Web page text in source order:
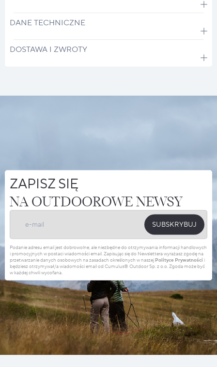
DANE TECHNICZNE
DOSTAWA I ZWROTY
ZAPISZ SIĘ
NA OUTDOOROWE NEWSY
SUBSKRYBUJ
Podanie adresu email jest dobrowolne, ale niezbędne do otrzymywania informacji handlowych
i promocyjnych w postaci wiadomości email. Zapisując się do Newslettera wyrażasz zgodę na
przetwarzanie danych osobowych na zasadach określonych w naszej Polityce Prywatności i
będziesz otrzymywał/a wiadomości email od Cumulus® Outdoor Sp. z o.o. Zgoda może być
w każdej chwili wycofana.